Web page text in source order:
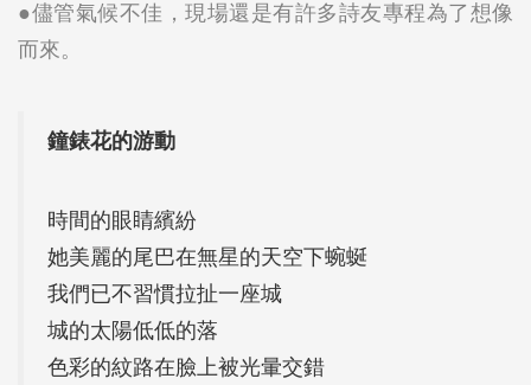
●儘管氣候不佳，現場還是有許多詩友專程為了想像
而來。
鐘錶花的游動
時間的眼睛繽紛
她美麗的尾巴在無星的天空下蜿蜒
我們已不習慣拉扯一座城
城的太陽低低的落
色彩的紋路在臉上被光暈交錯